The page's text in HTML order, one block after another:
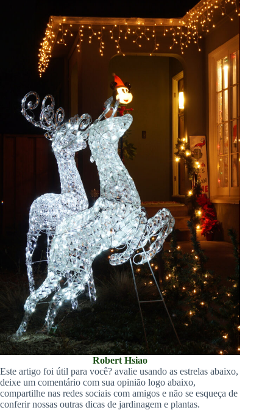
Robert Hsiao
Este artigo foi útil para você? avalie usando as estrelas abaixo,
deixe um comentário com sua opinião logo abaixo,
compartilhe nas redes sociais com amigos e não se esqueça de
conferir nossas outras dicas de jardinagem e plantas.